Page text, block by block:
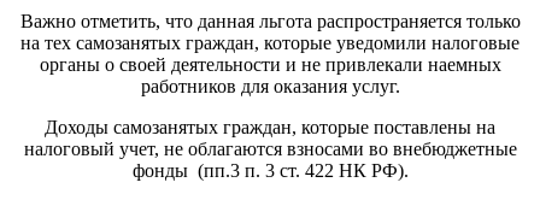
Важно отметить, что данная льгота распространяется только
на тех самозанятых граждан, которые уведомили налоговые
органы о своей деятельности и не привлекали наемных
работников для оказания услуг.
Доходы самозанятых граждан, которые поставлены на
налоговый учет, не облагаются взносами во внебюджетные
фонды (пп.3 п. 3 ст. 422 НК РФ).